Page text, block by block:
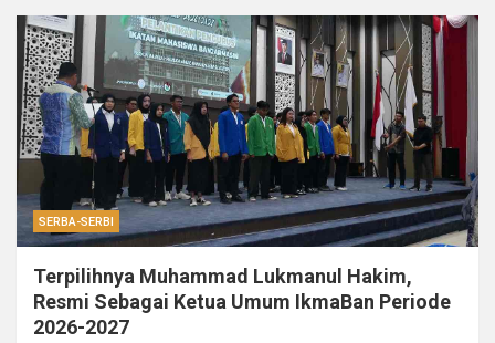
SERBA-SERBI
Terpilihnya Muhammad Lukmanul Hakim,
Resmi Sebagai Ketua Umum IkmaBan Periode
2026-2027